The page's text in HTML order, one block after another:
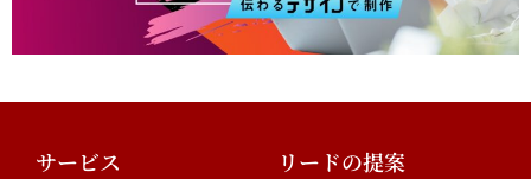
サービス リードの提案